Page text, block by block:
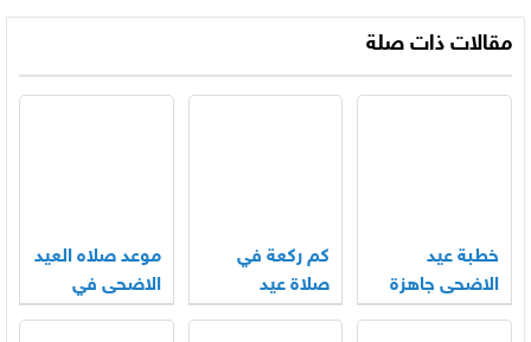
مقالات ذات صلة
خطبة عيد
الاضحى جاهزة
2026
كم ركعة في
صلاة عيد
الاضحى
موعد صلاه العيد
الاضحى في
السعودية 2025